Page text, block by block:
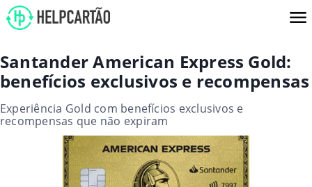
Santander American Express Gold:
benefícios exclusivos e recompensas
Experiência Gold com benefícios exclusivos e
recompensas que não expiram